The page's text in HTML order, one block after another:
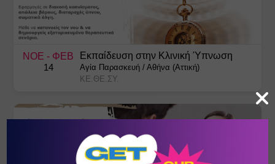
ΝΟΕ - ΦΕΒ
14
Εκπαίδευση στην Κλινική Ύπνωση
Αγία Παρασκευή /Αθήνα (Αττική)
ΚΕ.ΘΕ.ΣΥ.